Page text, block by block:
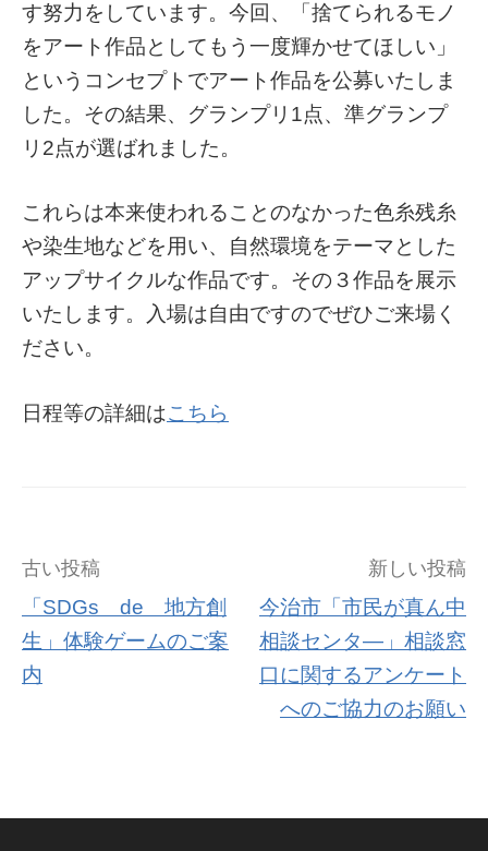
す努力をしています。今回、「捨てられるモノ
をアート作品としてもう一度輝かせてほしい」
というコンセプトでアート作品を公募いたしま
した。その結果、グランプリ1点、準グランプ
リ2点が選ばれました。
これらは本来使われることのなかった色糸残糸
や染生地などを用い、自然環境をテーマとした
アップサイクルな作品です。その３作品を展示
いたします。入場は自由ですのでぜひご来場く
ださい。
日程等の詳細はこちら
古い投稿
「SDGs de 地方創
生」体験ゲームのご案
内
新しい投稿
今治市「市民が真ん中
相談センタ―」相談窓
口に関するアンケート
へのご協力のお願い